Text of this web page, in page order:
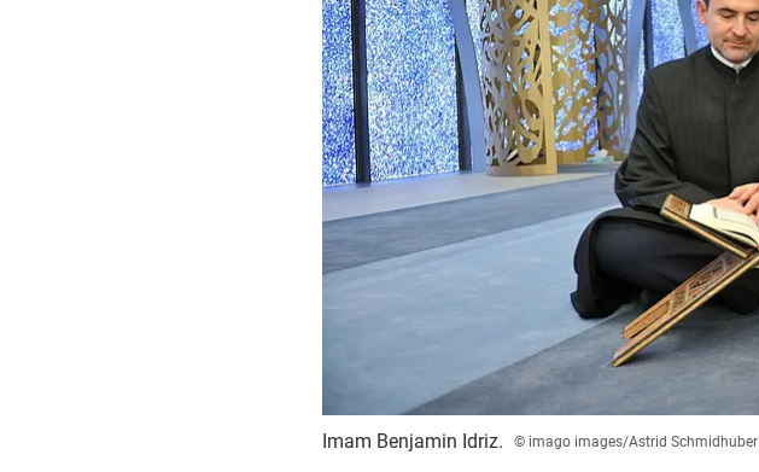
Imam Benjamin Idriz. © imago images/Astrid Schmidhuber